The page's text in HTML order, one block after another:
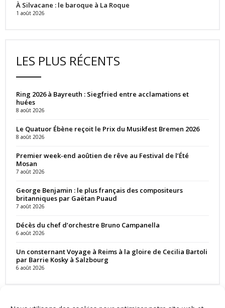
À Silvacane : le baroque à La Roque
1 août 2026
LES PLUS RÉCENTS
Ring 2026 à Bayreuth : Siegfried entre acclamations et
huées
8 août 2026
Le Quatuor Ébène reçoit le Prix du Musikfest Bremen 2026
8 août 2026
Premier week-end aoûtien de rêve au Festival de l’Été
Mosan
7 août 2026
George Benjamin : le plus français des compositeurs
britanniques par Gaëtan Puaud
7 août 2026
Décès du chef d’orchestre Bruno Campanella
6 août 2026
Un consternant Voyage à Reims à la gloire de Cecilia Bartoli
par Barrie Kosky à Salzbourg
6 août 2026